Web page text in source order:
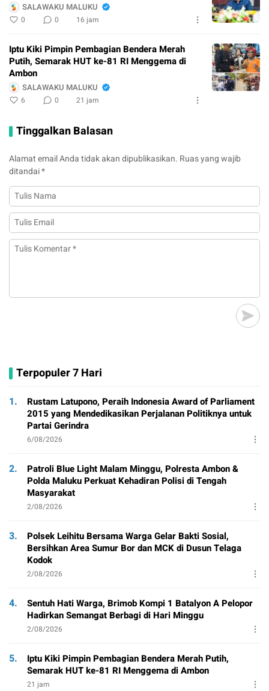
SALAWAKU MALUKU
0 0 16 jam
Iptu Kiki Pimpin Pembagian Bendera Merah
Putih, Semarak HUT ke-81 RI Menggema di
Ambon
SALAWAKU MALUKU
6 0 21 jam
Tinggalkan Balasan
Alamat email Anda tidak akan dipublikasikan. Ruas yang wajib
ditandai*
Terpopuler 7 Hari
1.
Rustam Latupono, Peraih Indonesia Award of Parliament
2015 yang Mendedikasikan Perjalanan Politiknya untuk
Partai Gerindra
6/08/2026
2.
Patroli Blue Light Malam Minggu, Polresta Ambon &
Polda Maluku Perkuat Kehadiran Polisi di Tengah
Masyarakat
2/08/2026
3.
Polsek Leihitu Bersama Warga Gelar Bakti Sosial,
Bersihkan Area Sumur Bor dan MCK di Dusun Telaga
Kodok
2/08/2026
4.
Sentuh Hati Warga, Brimob Kompi 1 Batalyon A Pelopor
Hadirkan Semangat Berbagi di Hari Minggu
2/08/2026
5.
Iptu Kiki Pimpin Pembagian Bendera Merah Putih,
Semarak HUT ke-81 RI Menggema di Ambon
21 jam